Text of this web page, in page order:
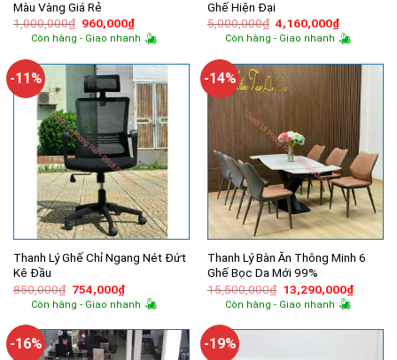
Màu Vàng Giá Rẻ
1,000,000₫ Giá
gốc
là:
960,000₫Giá
hiện
tại
960,000₫.
Còn hàng - Giao nhanh
Ghế Hiện Đại
5,000,000₫ Giá
gốc
là:
4,160,000₫Giá
hiện
tại
Còn hàng - Giao nhanh
-11%
Thanh Lý Ghế Chỉ Ngang Nét Đứt
Kê Đầu
850,000₫ Giá
gốc
là:
754,000₫Giá
hiện
tại
754,000₫.
Còn hàng - Giao nhanh
-14%
Thanh Lý Bàn Ăn Thông Minh 6
Ghế Bọc Da Mới 99%
15,500,000₫ Giá
gốc
là:
13,290,000₫Giá
hiện
Còn hàng - Giao nhanh
-16% -19%